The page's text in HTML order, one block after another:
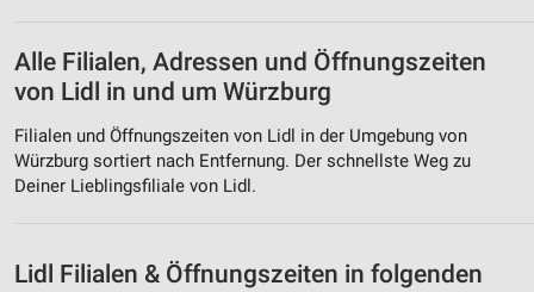
Alle Filialen, Adressen und Öffnungszeiten
von Lidl in und um Würzburg
Filialen und Öffnungszeiten von Lidl in der Umgebung von
Würzburg sortiert nach Entfernung. Der schnellste Weg zu
Deiner Lieblingsfiliale von Lidl.
Lidl Filialen & Öffnungszeiten in folgenden